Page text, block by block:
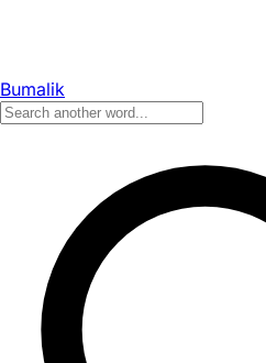
Bumalik